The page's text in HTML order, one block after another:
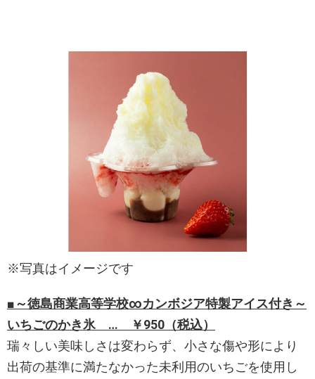
※写真はイメージです
■～徳島商業高等学校∞カンボジア特製アイス付き～
いちごのかき氷 … ￥950（税込）
瑞々しい美味しさは変わらず、小さな傷や形により
出荷の基準に満たなかった未利用のいちごを使用し